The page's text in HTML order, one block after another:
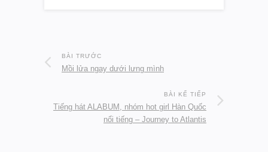
BÀI TRƯỚC
Mồi lửa ngay dưới lưng mình
BÀI KẾ TIẾP
Tiếng hát ALABUM, nhóm hot girl Hàn Quốc
nổi tiếng – Journey to Atlantis